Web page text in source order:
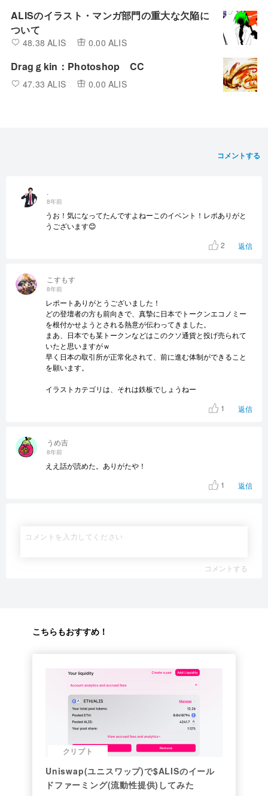
ALISのイラスト・マンガ部門の重大な欠陥に
ついて
48.38 ALIS 0.00 ALIS
Dragｇkin：Photoshop CC
47.33 ALIS 0.00 ALIS
コメントする
うめ吉
8年前
ええ話が読めた。ありがたや！
1
返信
こすもす
8年前
レポートありがとうございました！
どの登壇者の方も前向きで、真摯に日本でトークンエコノミー
を根付かせようとされる熱意が伝わってきました。
まあ、日本でも某トークンなどはこのクソ通貨と投げ売られて
いたと思いますがｗ
早く日本の取引所が正常化されて、前に進む体制ができること
を願います。
イラストカテゴリは、それは鉄板でしょうねー
1
返信
.
8年前
うお！気になってたんですよねーこのイベント！レポありがと
うございます😊
2
返信
コメントする
こちらもおすすめ！
クリプト
Uniswap(ユニスワップ)で$ALISのイール
ドファーミング(流動性提供)してみた